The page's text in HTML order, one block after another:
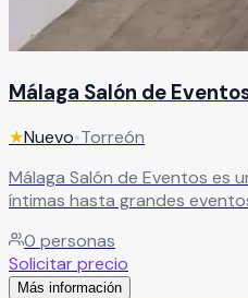
Málaga Salón de
★Nuevo•Torreón
Málaga Salón de Eventos es un espacio
íntimas hasta grandes
0 personas
Solicitar precio
Más información